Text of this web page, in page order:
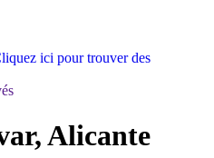
ici pour trouver des
Alicante